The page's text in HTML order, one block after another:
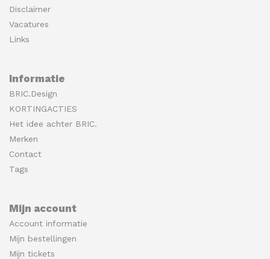
Disclaimer
Vacatures
Links
Informatie
BRIC.Design
KORTINGACTIES
Het idee achter BRIC.
Merken
Contact
Tags
Mijn account
Account informatie
Mijn bestellingen
Mijn tickets